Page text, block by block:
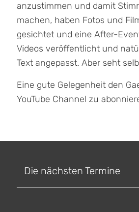
anzustimmen und damit
machen, haben Fotos und
gesichtet und eine After-
Videos veröffentlicht und
Text angepasst. Aber seht
Eine gute Gelegenheit den
YouTube Channel zu
Die nächsten Termine